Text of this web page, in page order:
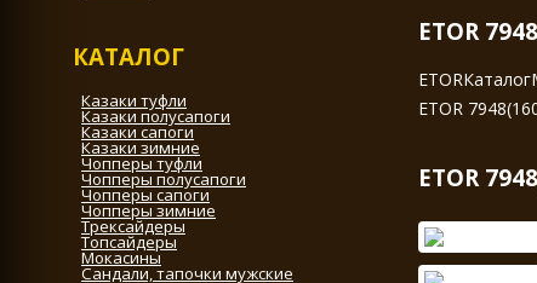
КАТАЛОГ
Казаки туфли
Казаки полусапоги
Казаки сапоги
Казаки зимние
Чопперы туфли
Чопперы полусапоги
Чопперы сапоги
Чопперы зимние
Трексайдеры
Топсайдеры
Мокасины
Сандали, тапочки мужские
ETOR
ETORКаталог
ETOR
ETOR